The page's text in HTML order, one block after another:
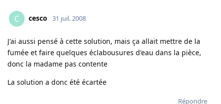
C cesco 31 juil. 2008
J'ai aussi pensé à cette solution, mais ça allait mettre de la
fumée et faire quelques éclabousures d'eau dans la pièce,
donc la madame pas contente
La solution a donc été écartée
Répondre